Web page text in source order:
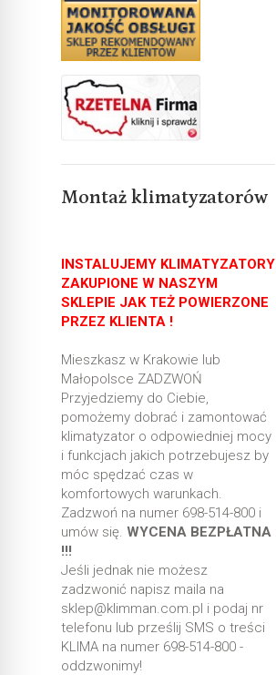
Montaż klimatyzatorów
INSTALUJEMY KLIMATYZATORY
ZAKUPIONE W NASZYM
SKLEPIE JAK TEŻ POWIERZONE
PRZEZ KLIENTA !
Mieszkasz w Krakowie lub
Małopolsce ZADZWOŃ
Przyjedziemy do Ciebie,
pomożemy dobrać i zamontować
klimatyzator o odpowiedniej mocy
i funkcjach jakich potrzebujesz by
móc spędzać czas w
komfortowych warunkach.
Zadzwoń na numer 698-514-800 i
umów się.WYCENA BEZPŁATNA
!!!
Jeśli jednak nie możesz
zadzwonić napisz maila na
sklep@klimman.com.pl i podaj nr
telefonu lub prześlij SMS o treści
KLIMA na numer 698-514-800 -
oddzwonimy!